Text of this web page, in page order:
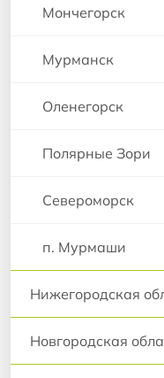
Мончегорск
Мурманск
Оленегорск
Полярные Зори
Североморск
п. Мурмаши
Нижегородская
Новгородская